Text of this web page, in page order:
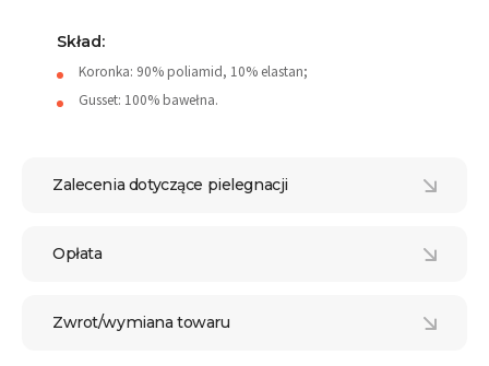
Skład:
Koronka: 90% poliamid, 10% elastan;
Gusset: 100% bawełna.
Zalecenia dotyczące pielegnacji
Opłata
Zwrot/wymiana towaru